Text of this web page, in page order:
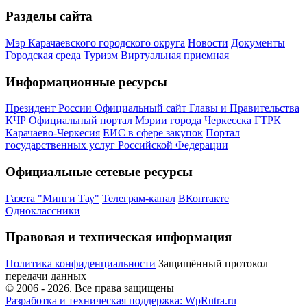
Разделы сайта
Мэр Карачаевского городского округа Новости Документы
Городская среда Туризм Виртуальная приемная
Информационные ресурсы
Президент России Официальный сайт Главы и Правительства
КЧР Официальный портал Мэрии города Черкесска ГТРК
Карачаево-Черкесия ЕИС в сфере закупок Портал
государственных услуг Российской Федерации
Официальные сетевые ресурсы
Газета "Минги Тау" Телеграм-канал ВКонтакте
Одноклассники
Правовая и техническая информация
Политика конфиденциальности Защищённый протокол
передачи данных
© 2006 - 2026. Все права защищены
Разработка и техническая поддержка: WpRutra.ru